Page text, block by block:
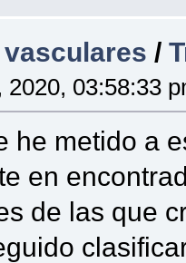
/
2020, 03:58:33
he metido a
en
de las que